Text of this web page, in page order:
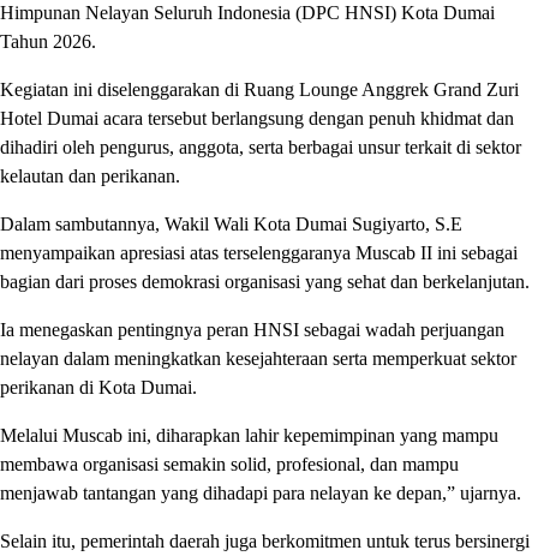
Himpunan Nelayan Seluruh Indonesia (DPC HNSI) Kota Dumai
Tahun 2026.
Kegiatan ini diselenggarakan di Ruang Lounge Anggrek Grand Zuri
Hotel Dumai acara tersebut berlangsung dengan penuh khidmat dan
dihadiri oleh pengurus, anggota, serta berbagai unsur terkait di sektor
kelautan dan perikanan.
Dalam sambutannya, Wakil Wali Kota Dumai Sugiyarto, S.E
menyampaikan apresiasi atas terselenggaranya Muscab II ini sebagai
bagian dari proses demokrasi organisasi yang sehat dan berkelanjutan.
Ia menegaskan pentingnya peran HNSI sebagai wadah perjuangan
nelayan dalam meningkatkan kesejahteraan serta memperkuat sektor
perikanan di Kota Dumai.
Melalui Muscab ini, diharapkan lahir kepemimpinan yang mampu
membawa organisasi semakin solid, profesional, dan mampu
menjawab tantangan yang dihadapi para nelayan ke depan,” ujarnya.
Selain itu, pemerintah daerah juga berkomitmen untuk terus bersinergi